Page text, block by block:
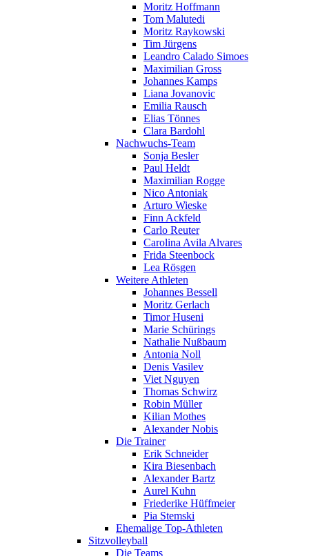
Moritz Hoffmann
Tom Malutedi
Moritz Raykowski
Tim Jürgens
Leandro Calado Simoes
Maximilian Gross
Johannes Kamps
Liana Jovanovic
Emilia Rausch
Elias Tönnes
Clara Bardohl
Nachwuchs-Team
Sonja Besler
Paul Heldt
Maximilian Rogge
Nico Antoniak
Arturo Wieske
Finn Ackfeld
Carlo Reuter
Carolina Avila Alvares
Frida Steenbock
Lea Rösgen
Weitere Athleten
Johannes Bessell
Moritz Gerlach
Timor Huseni
Marie Schürings
Nathalie Nußbaum
Antonia Noll
Denis Vasilev
Viet Nguyen
Thomas Schwirz
Robin Müller
Kilian Mothes
Alexander Nobis
Die Trainer
Erik Schneider
Kira Biesenbach
Alexander Bartz
Aurel Kuhn
Friederike Hüffmeier
Pia Stemski
Ehemalige Top-Athleten
Sitzvolleyball
Die Teams